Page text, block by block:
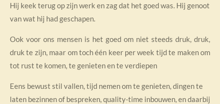
Hij keek terug op zijn werk en zag dat het goed was. Hij genoot
van wat hij had geschapen.
Ook voor ons mensen is het goed om niet steeds druk, druk,
druk te zijn, maar om toch één keer per week tijd te maken om
tot rust te komen, te genieten en te verdiepen
Eens bewust stil vallen, tijd nemen om te genieten, dingen te
laten bezinnen of bespreken, quality-time inbouwen, en daarbij